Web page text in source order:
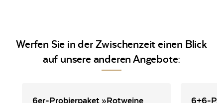
Werfen Sie in der Zwischenzeit einen Blick
auf unsere anderen Angebote:
6er-Probierpaket »Rotweine
6+6-